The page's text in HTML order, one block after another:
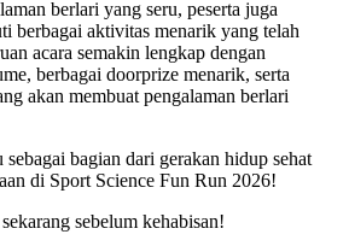
berlari yang seru, peserta juga
berbagai aktivitas menarik yang telah
acara semakin lengkap dengan
berbagai doorprize menarik, serta
akan membuat pengalaman berlari
bagian dari gerakan hidup sehat
di Sport Science Fun Run 2026!
sebelum kehabisan!